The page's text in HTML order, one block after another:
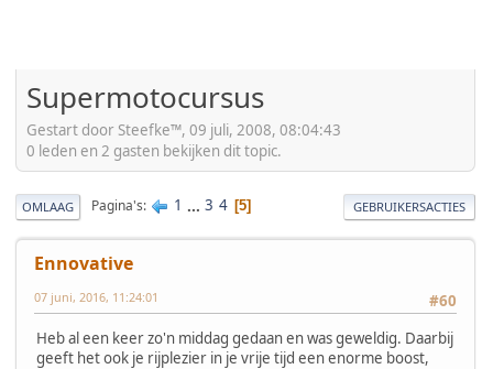
Supermotocursus
Gestart door Steefke™, 09 juli, 2008, 08:04:43
0 leden en 2 gasten bekijken dit topic.
OMLAAG Pagina's 1 ... 3 4 5 GEBRUIKERSACTIES
Ennovative
#60
07 juni, 2016, 11:24:01
Heb al een keer zo'n middag gedaan en was geweldig. Daarbij
geeft het ook je rijplezier in je vrije tijd een enorme boost,